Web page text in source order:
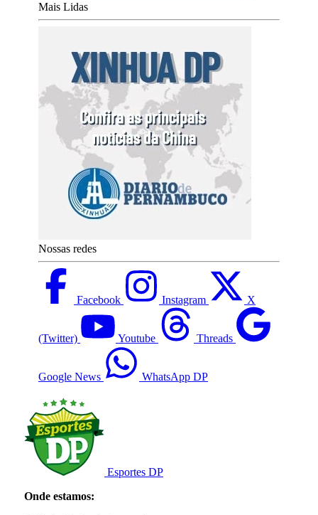
Mais Lidas
Nossas redes
Facebook Instagram X
(Twitter) Youtube Threads
Google News WhatsApp DP
Esportes DP
Onde estamos: